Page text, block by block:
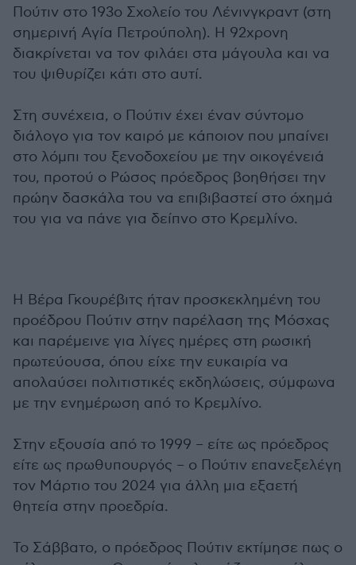
Πούτιν στο 193ο Σχολείο του Λένινγκραντ (στη
σημερινή Αγία Πετρούπολη). Η 92χρονη
διακρίνεται να τον φιλάει στα μάγουλα και να
του ψιθυρίζει κάτι στο αυτί.
Στη συνέχεια, ο Πούτιν έχει έναν σύντομο
διάλογο για τον καιρό με κάποιον που μπαίνει
στο λόμπι του ξενοδοχείου με την οικογένειά
του, προτού ο Ρώσος πρόεδρος βοηθήσει την
πρώην δασκάλα του να επιβιβαστεί στο όχημά
του για να πάνε για δείπνο στο Κρεμλίνο.
Η Βέρα Γκουρέβιτς ήταν προσκεκλημένη του
προέδρου Πούτιν στην παρέλαση της Μόσχας
και παρέμεινε για λίγες ημέρες στη ρωσική
πρωτεύουσα, όπου είχε την ευκαιρία να
απολαύσει πολιτιστικές εκδηλώσεις, σύμφωνα
με την ενημέρωση από το Κρεμλίνο.
Στην εξουσία από το 1999 – είτε ως πρόεδρος
είτε ως πρωθυπουργός – ο Πούτιν επανεξελέγη
τον Μάρτιο του 2024 για άλλη μια εξαετή
θητεία στην προεδρία.
Το Σάββατο, ο πρόεδρος Πούτιν εκτίμησε πως ο